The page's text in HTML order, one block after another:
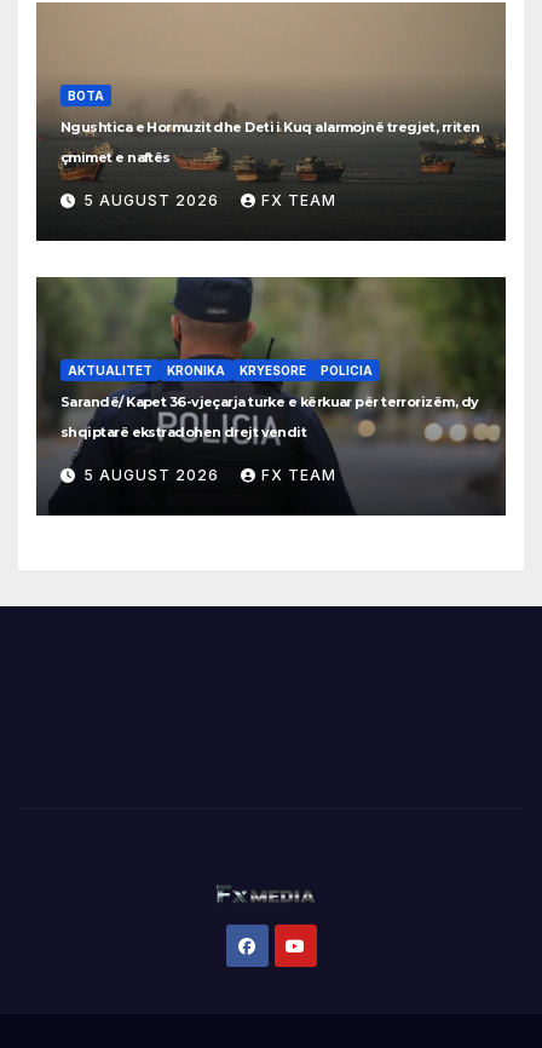
BOTA
Ngushtica e Hormuzit dhe Deti i Kuq alarmojnë tregjet, rriten
çmimet e naftës
5 AUGUST 2026 FX TEAM
AKTUALITET KRONIKA KRYESORE POLICIA
Sarandë/ Kapet 36-vjeçarja turke e kërkuar për terrorizëm, dy
shqiptarë ekstradohen drejt vendit
5 AUGUST 2026 FX TEAM